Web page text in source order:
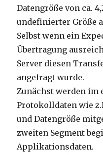
Datengröße von ca.
undefinierter Größe
Selbst wenn ein
Übertragung
Server diesen
angefragt wurde.
Zunächst werden im
Protokolldaten wie
und Datengröße
zweiten Segment
Applikationsdaten.